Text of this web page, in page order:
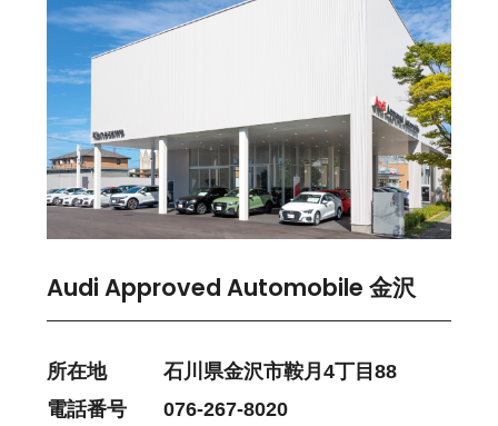
Audi Approved Automobile 金沢
所在地
石川県金沢市鞍月4丁目88
電話番号
076-267-8020